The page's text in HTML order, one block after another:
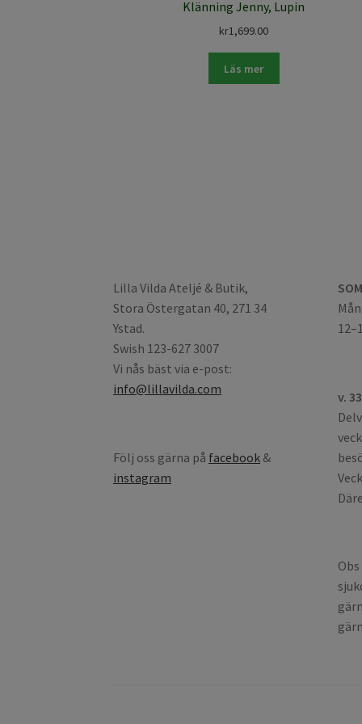
Klänning Jenny, Lupin
kr1,699.00
Läs mer
Lilla Vilda Ateljé & Butik,
Stora Östergatan 40, 271 34
Ystad.
Swish 123-627 3007
Vi nås bäst via e-post:
info@lillavilda.com
Följ oss gärna på facebook &
instagram
v.